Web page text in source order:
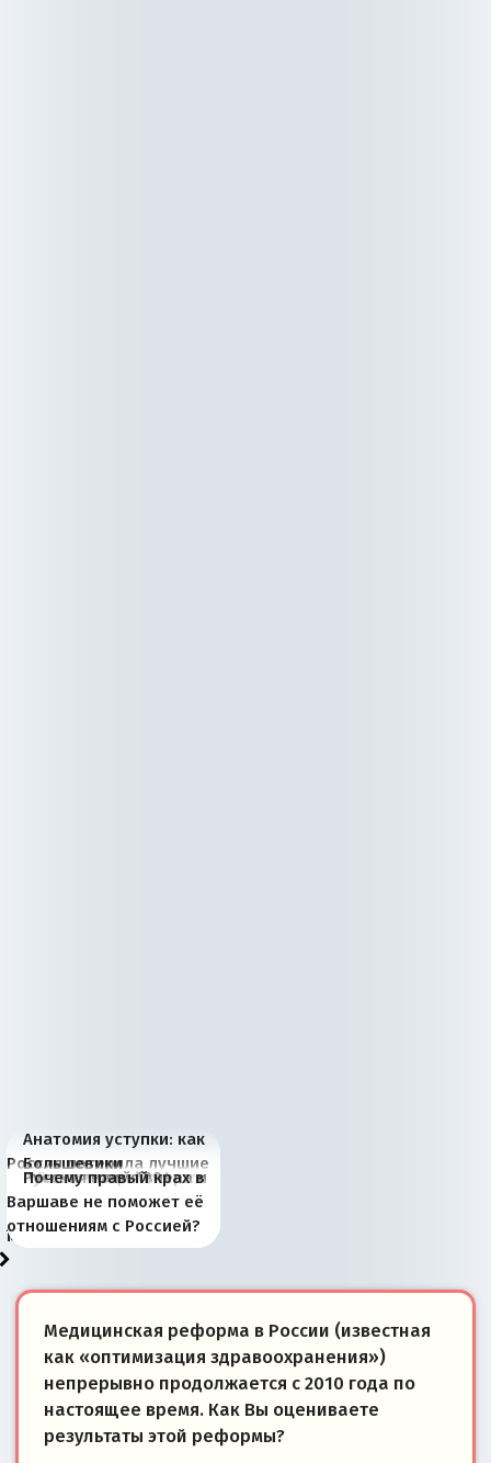
Анатомия уступки: как
Россия потеряла лучшие
рыбопромысловые
районы Баренцева
моря
Большевики
отличаются от «Яблока»
тем, что они -
победители
Киевская марионетка
Запада рассказала о
«переобувании» хозяев
В России назрели
перемены: 15 шагов к
суверенной экономике
Миграционный пожар
Европы
Россия начинает
сбрасывать балласт
Анкориджа
Россия зимой 1904
года: первые уступки во
внутренней политике
Русская нация вчера и
сегодня
Почему правый крах в
Варшаве не поможет её
отношениям с Россией?
Медицинская реформа в России (известная
как «оптимизация здравоохранения»)
непрерывно продолжается с 2010 года по
настоящее время. Как Вы оцениваете
результаты этой реформы?